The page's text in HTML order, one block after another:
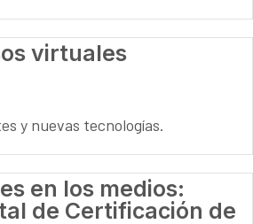
virtuales
y nuevas tecnologías.
en los medios:
de Certificación de